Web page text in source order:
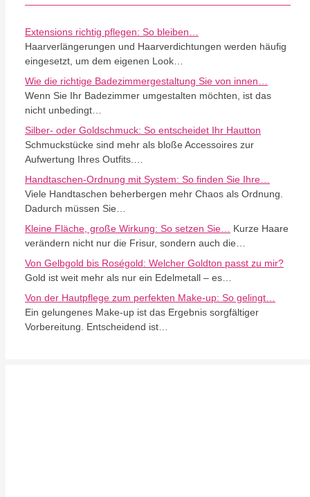
Extensions richtig pflegen: So bleiben…
Haarverlängerungen und Haarverdichtungen werden häufig
eingesetzt, um dem eigenen Look…
Wie die richtige Badezimmergestaltung Sie von innen…
Wenn Sie Ihr Badezimmer umgestalten möchten, ist das
nicht unbedingt…
Silber- oder Goldschmuck: So entscheidet Ihr Hautton
Schmuckstücke sind mehr als bloße Accessoires zur
Aufwertung Ihres Outfits.…
Handtaschen-Ordnung mit System: So finden Sie Ihre…
Viele Handtaschen beherbergen mehr Chaos als Ordnung.
Dadurch müssen Sie…
Kleine Fläche, große Wirkung: So setzen Sie…
Kurze Haare
verändern nicht nur die Frisur, sondern auch die…
Von Gelbgold bis Roségold: Welcher Goldton passt zu mir?
Gold ist weit mehr als nur ein Edelmetall – es…
Von der Hautpflege zum perfekten Make-up: So gelingt…
Ein gelungenes Make-up ist das Ergebnis sorgfältiger
Vorbereitung. Entscheidend ist…